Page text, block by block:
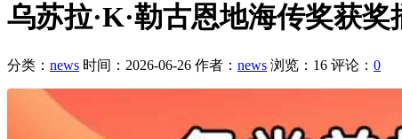
乌苏拉·K·勒古恩地海传奖获
分类： news 时间：2026-06-26 作者： news 浏览：16 评论： 0